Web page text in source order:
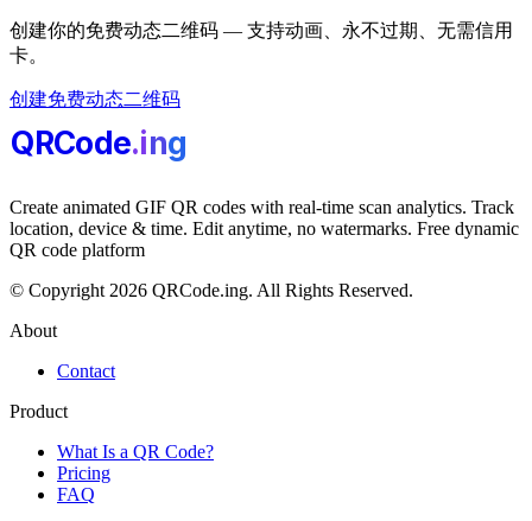
创建你的免费动态二维码 — 支持动画、永不过期、无需信用
卡。
创建免费动态二维码
QRCode.ing
Create animated GIF QR codes with real-time scan analytics. Track
location, device & time. Edit anytime, no watermarks. Free dynamic
QR code platform
© Copyright 2026 QRCode.ing. All Rights Reserved.
About
Contact
Product
What Is a QR Code?
Pricing
FAQ